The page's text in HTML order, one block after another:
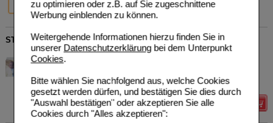
zu optimieren oder z.B. auf Sie zugeschnittene
Werbung einblenden zu können.
Weitergehende Informationen hierzu finden Sie in
unserer Datenschutzerklärungbei dem Unterpunkt
Cookies.
Bitte wählen Sie nachfolgend aus, welche Cookies
gesetzt werden dürfen, und bestätigen Sie dies durch
"Auswahl bestätigen" oder akzeptieren Sie alle
Cookies durch "Alles akzeptieren":
70 g 300 g 500 g
STILLTEE Filterbeutel
Alexander Weltecke GmbH &
Co KG
25St Filterbeutel Sie sparen 0,41 €
Details